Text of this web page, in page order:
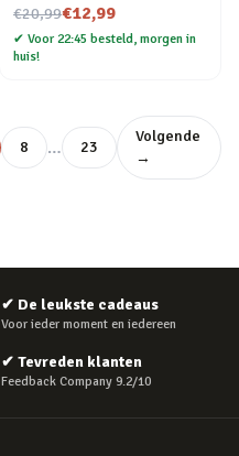
€20,99
Nu voor€12,99
✔ Voor 22:45 besteld, morgen in
huis!
8 … 23
Volgende
→
✔ De leukste cadeaus
Voor ieder moment en iedereen
✔ Tevreden klanten
Feedback Company 9.2/10